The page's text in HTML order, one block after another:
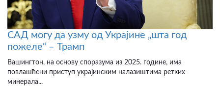
САД могу да узму од Украјине „шта год
пожеле“ – Трамп
Вашингтон, на основу споразума из 2025. године, има
повлашћени приступ украјинским налазиштима ретких
минерала...